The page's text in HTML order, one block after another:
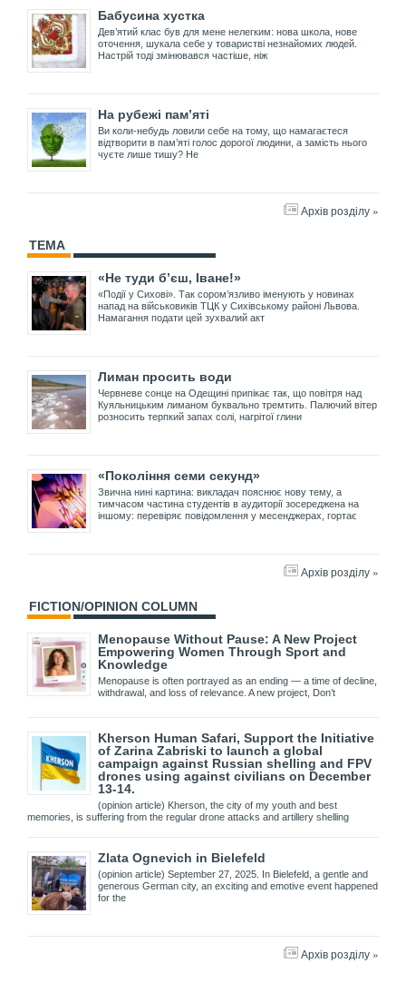
Бабусина хустка
Дев’ятий клас був для мене нелегким: нова школа, нове
оточення, шукала себе у товаристві незнайомих людей.
Настрій тоді змінювався частіше, ніж
На рубежі пам’яті
Ви коли-небудь ловили себе на тому, що намагаєтеся
відтворити в пам’яті голос дорогої людини, а замість нього
чуєте лише тишу? Не
Архів розділу »
ТЕМА
«Не туди б’єш, Іване!»
«Події у Сихові». Так сором’язливо іменують у новинах
напад на військовиків ТЦК у Сихівському районі Львова.
Намагання подати цей зухвалий акт
Лиман просить води
Червневе сонце на Одещині припікає так, що повітря над
Куяльницьким лиманом буквально тремтить. Палючий вітер
розносить терпкий запах солі, нагрітої глини
«Покоління семи секунд»
Звична нині картина: викладач пояснює нову тему, а
тимчасом частина студентів в аудиторії зосереджена на
іншому: перевіряє повідомлення у месенджерах, гортає
Архів розділу »
FICTION/OPINION COLUMN
Menopause Without Pause: A New Project
Empowering Women Through Sport and
Knowledge
Menopause is often portrayed as an ending — a time of decline,
withdrawal, and loss of relevance. A new project, Don’t
Kherson Human Safari, Support the Initiative
of Zarina Zabriski to launch a global
campaign against Russian shelling and FPV
drones using against civilians on December
13-14.
(opinion article) Kherson, the city of my youth and best
memories, is suffering from the regular drone attacks and artillery shelling
Zlata Ognevich in Bielefeld
(opinion article) September 27, 2025. In Bielefeld, a gentle and
generous German city, an exciting and emotive event happened
for the
Архів розділу »